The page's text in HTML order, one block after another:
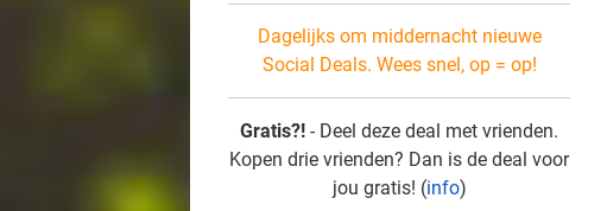
Dagelijks om middernacht nieuwe
Social Deals. Wees snel, op = op!
Gratis?! - Deel deze deal met vrienden.
Kopen drie vrienden? Dan is de deal voor
jou gratis! (info)